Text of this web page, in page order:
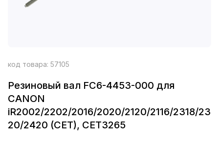
код товара: 57105
Резиновый вал FC6-4453-000 для
CANON
iR2002/2202/2016/2020/2120/2116/2318/23
20/2420 (CET), CET3265